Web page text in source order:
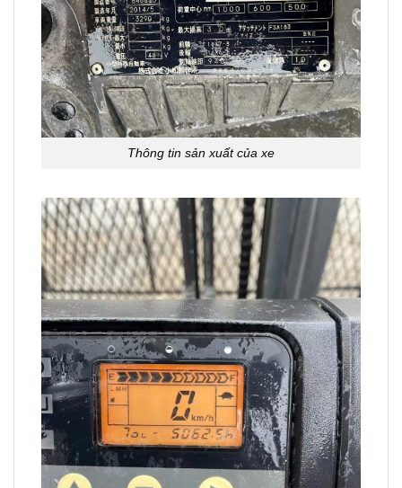
Thông tin sản xuất của xe